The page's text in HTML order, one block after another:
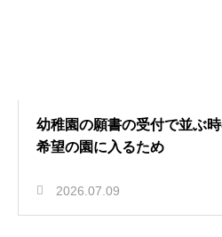
幼稚園の願書の受付で並ぶ
希望の園に入るため
2026.07.09